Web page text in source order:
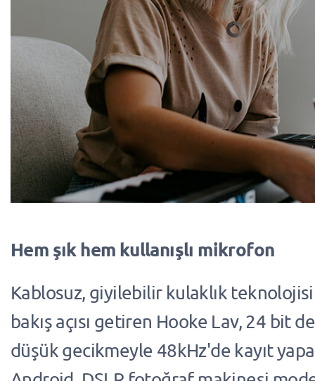
Hem şık hem kullanışlı mikrofon
Kablosuz, giyilebilir kulaklık
bakış açısı getiren Hooke Lav, 24 bit
düşük gecikmeyle 48kHz'de kayıt